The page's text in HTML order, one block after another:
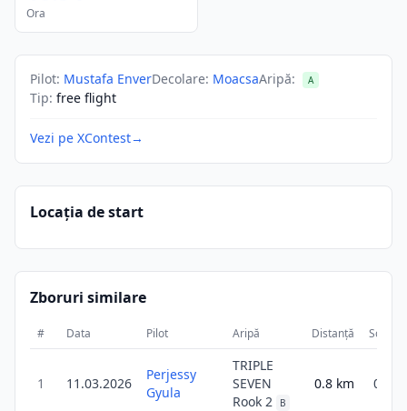
Ora
Pilot: Mustafa EnverDecolare: MoacsaAripă: A
Tip: free flight
Vezi pe XContest→
Locația de start
Zboruri similare
# Data Pilot Aripă Distanță Scor
1 11.03.2026
Perjessy
Gyula
TRIPLE
SEVEN
Rook 2
B
0.8 km 0.8